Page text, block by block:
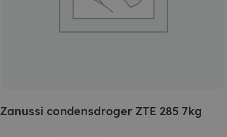
Zanussi condensdroger ZTE 285 7kg